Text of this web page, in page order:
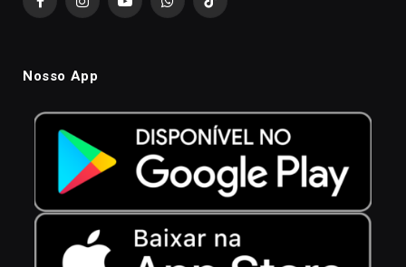
FacebookInstagramYouTubeWhatsAppTikTok
Nosso App